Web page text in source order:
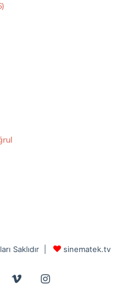
Saklıdır | sinematek.tv
Twitter VimeoInstagram